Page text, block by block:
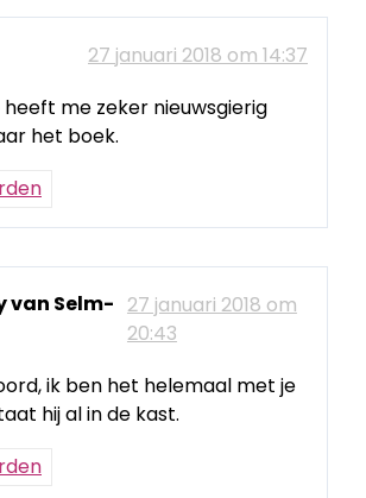
27 januari 2018 om 14:37
me zeker nieuwsgierig
het boek.
van Selm- 27 januari 2018 om
20:43
ik ben het helemaal met je
hij al in de kast.